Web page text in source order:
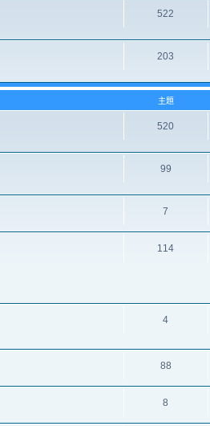
522
203
主題
520
99
7
114
4
88
8